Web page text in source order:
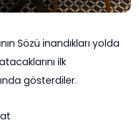
Sözü inandıkları yolda
ilk
gösterdiler.